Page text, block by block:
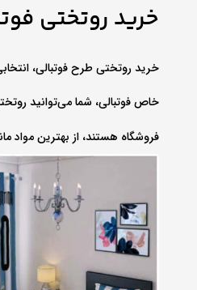
خرید روتختی
خرید روتختی طرح فوتبالی،
خاص فوتبالی، شما می‌توانید
فروشگاه هستند، از بهترین مواد